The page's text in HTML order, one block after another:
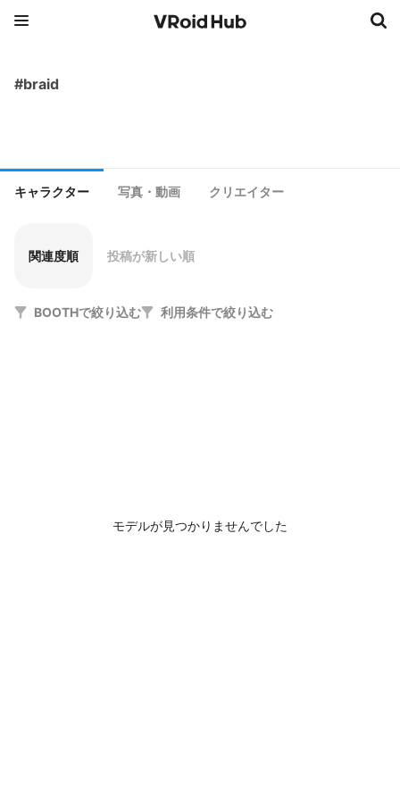
#braid
キャラクター 写真・動画 クリエイター
関連度順 投稿が新しい順
BOOTHで絞り込む 利用条件で絞り込む
モデルが見つかりませんでした